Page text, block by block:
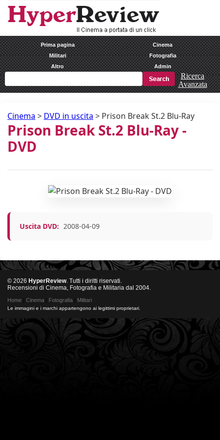
Prima pagina
Cinema
Militari
Fotografia
Altro
Admin
Ricerca
Avanzata
Cinema > DVD in uscita > Prison Break St.2 Blu-Ray
Prison Break St.2 Blu-Ray -
DVD
Uscita DVD: 2008-04-09
© 2026 HyperReview. Tutti i diritti riservati.
Recensioni di Cinema, Fotografia e Militaria dal 2004.
Home Cinema Fotografia Militari
Le immagini e i marchi appartengono ai legittimi proprietari.